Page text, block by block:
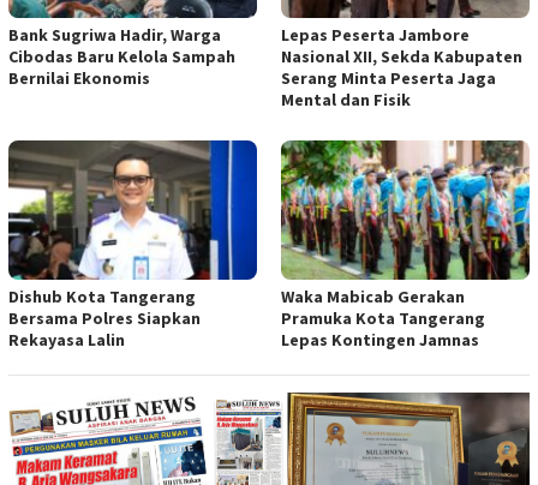
Bank Sugriwa Hadir, Warga
Cibodas Baru Kelola Sampah
Bernilai Ekonomis
Lepas Peserta Jambore
Nasional XII, Sekda Kabupaten
Serang Minta Peserta Jaga
Mental dan Fisik
Dishub Kota Tangerang
Bersama Polres Siapkan
Rekayasa Lalin
Waka Mabicab Gerakan
Pramuka Kota Tangerang
Lepas Kontingen Jamnas